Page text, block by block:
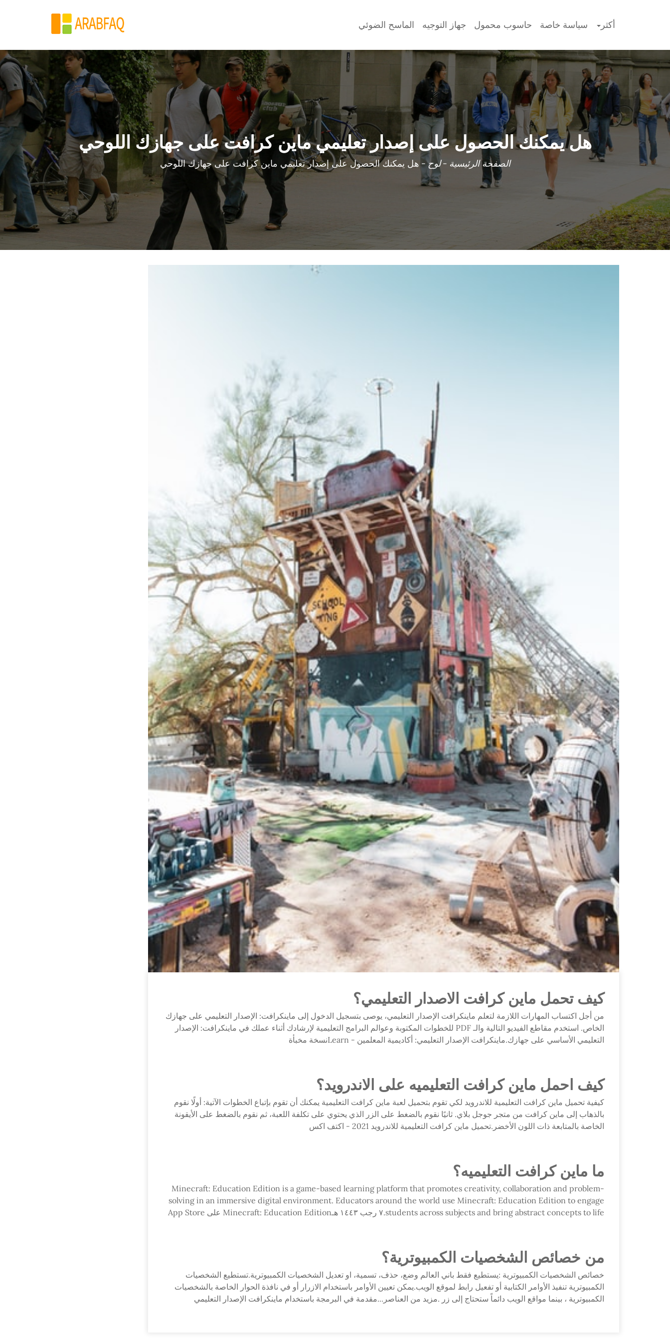
الماسح الضوئي جهاز التوجيه حاسوب محمول سياسة خاصة أكثر
هل يمكنك الحصول على إصدار تعليمي ماين كرافت على جهازك اللوحي
الصفحة الرئيسية - لوح- هل يمكنك الحصول على إصدار تعليمي ماين كرافت على جهازك اللوحي
كيف تحمل ماين كرافت الاصدار التعليمي؟
من أجل اكتساب المهارات اللازمة لتعلم ماينكرافت الإصدار التعليمي، يوصى بتسجيل الدخول إلى ماينكرافت: الإصدار التعليمي على جهازك
الخاص. استخدم مقاطع الفيديو التالية والـ PDF للخطوات المكتوبة وعوالم البرامج التعليمية لإرشادك أثناء عملك في ماينكرافت: الإصدار
التعليمي الأساسي على جهازك.ماينكرافت الإصدار التعليمي: أكاديمية المعلمين - Learnنسخة مخبأة
كيف احمل ماين كرافت التعليميه على الاندرويد؟
كيفية تحميل ماين كرافت التعليمية للاندرويد لكي تقوم بتحميل لعبة ماين كرافت التعليمية يمكنك أن تقوم بإتباع الخطوات الآتية: أولًا نقوم
بالذهاب إلى ماين كرافت من متجر جوجل بلاي. ثانيًا نقوم بالضغط على الزر الذي يحتوي على تكلفة اللعبة، ثم نقوم بالضغط على الأيقونة
الخاصة بالمتابعة ذات اللون الأخضر.تحميل ماين كرافت التعليمية للاندرويد 2021 - اكتف اكس
ما ماين كرافت التعليميه؟
Minecraft: Education Edition is a game-based learning platform that promotes creativity, collaboration and problem-
solving in an immersive digital environment. Educators around the world use Minecraft: Education Edition to engage
students across subjects and bring abstract concepts to life.٧ رجب ١٤٤٣ هـMinecraft: Education Edition على App Store
من خصائص الشخصيات الكمبيوترية؟
خصائص الشخصيات الكمبيوترية :يستطيع فقط باني العالم وضع، حذف، تسمية، او تعديل الشخصيات الكمبيوترية.تستطيع الشخصيات
الكمبيوترية تنفيذ الأوامر الكتابية أو تفعيل رابط لموقع الويب.يمكن تعيين الأوامر باستخدام الازرار أو في نافذة الحوار الخاصة بالشخصيات
الكمبيوترية ، بينما مواقع الويب دائماً ستحتاج إلى زر .مزيد من العناصر...مقدمة في البرمجة باستخدام ماينكرافت الإصدار التعليمي